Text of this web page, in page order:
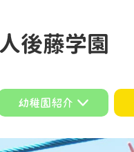
幼稚園紹介